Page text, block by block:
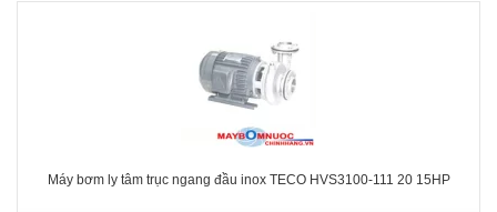
Máy bơm ly tâm trục ngang đầu inox TECO HVS3100-111 20 15HP